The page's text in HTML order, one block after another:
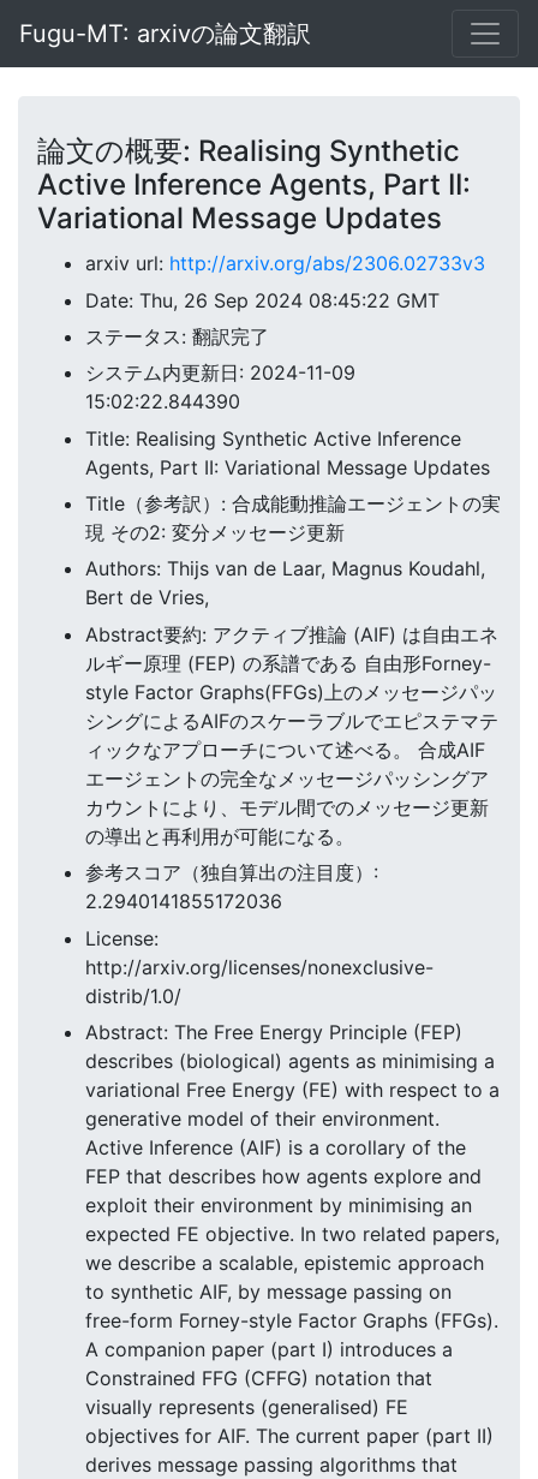
Fugu-MT: arxivの論文翻訳
論文の概要: Realising Synthetic
Active Inference Agents, Part II:
Variational Message Updates
arxiv url: http://arxiv.org/abs/2306.02733v3
Date: Thu, 26 Sep 2024 08:45:22 GMT
ステータス: 翻訳完了
システム内更新日: 2024-11-09
15:02:22.844390
Title: Realising Synthetic Active Inference
Agents, Part II: Variational Message Updates
Title（参考訳）: 合成能動推論エージェントの実
現 その2: 変分メッセージ更新
Authors: Thijs van de Laar, Magnus Koudahl,
Bert de Vries,
Abstract要約: アクティブ推論 (AIF) は自由エネ
ルギー原理 (FEP) の系譜である 自由形Forney-
style Factor Graphs(FFGs)上のメッセージパッ
シングによるAIFのスケーラブルでエピステマテ
ィックなアプローチについて述べる。 合成AIF
エージェントの完全なメッセージパッシングア
カウントにより、モデル間でのメッセージ更新
の導出と再利用が可能になる。
参考スコア（独自算出の注目度）:
2.2940141855172036
License:
http://arxiv.org/licenses/nonexclusive-
distrib/1.0/
Abstract: The Free Energy Principle (FEP)
describes (biological) agents as minimising a
variational Free Energy (FE) with respect to a
generative model of their environment.
Active Inference (AIF) is a corollary of the
FEP that describes how agents explore and
exploit their environment by minimising an
expected FE objective. In two related papers,
we describe a scalable, epistemic approach
to synthetic AIF, by message passing on
free-form Forney-style Factor Graphs (FFGs).
A companion paper (part I) introduces a
Constrained FFG (CFFG) notation that
visually represents (generalised) FE
objectives for AIF. The current paper (part II)
derives message passing algorithms that